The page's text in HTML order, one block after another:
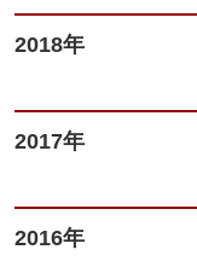
2018年
2017年
2016年